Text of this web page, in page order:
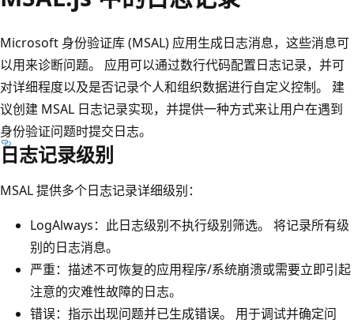
Microsoft 身份验证库 (MSAL) 应用生成日志消息，这些消息可
以用来诊断问题。 应用可以通过数行代码配置日志记录，并可
对详细程度以及是否记录个人和组织数据进行自定义控制。 建
议创建 MSAL 日志记录实现，并提供一种方式来让用户在遇到
身份验证问题时提交日志。
日志记录级别
MSAL 提供多个日志记录详细级别：
LogAlways：此日志级别不执行级别筛选。 将记录所有级
别的日志消息。
严重：描述不可恢复的应用程序/系统崩溃或需要立即引起
注意的灾难性故障的日志。
错误：指示出现问题并已生成错误。 用于调试并确定问